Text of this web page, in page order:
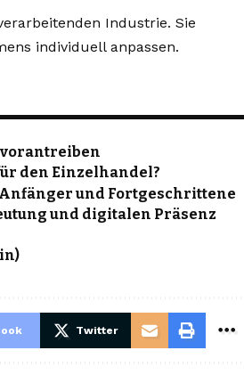
Industrie. Sie
individuell anpassen.
vorantreiben
den Einzelhandel?
und Fortgeschrittene
und digitalen Präsenz
Twitter